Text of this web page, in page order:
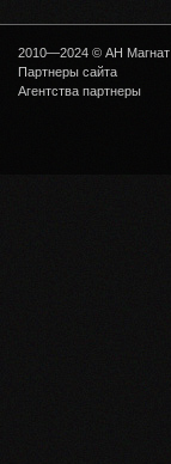
2010—2024 © АН Магнат
Партнеры сайта
Агентства партнеры